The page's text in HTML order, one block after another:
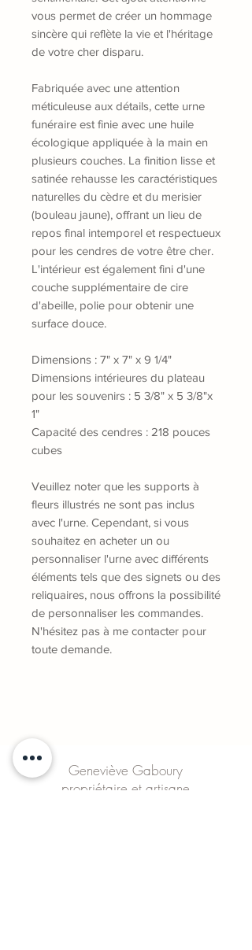
vous permet de créer un hommage
sincère qui reflète la vie et l'héritage
de votre cher disparu.
Fabriquée avec une attention
méticuleuse aux détails, cette urne
funéraire est finie avec une huile
écologique appliquée à la main en
plusieurs couches. La finition lisse et
satinée rehausse les caractéristiques
naturelles du cèdre et du merisier
(bouleau jaune), offrant un lieu de
repos final intemporel et respectueux
pour les cendres de votre être cher.
L'intérieur est également fini d'une
couche supplémentaire de cire
d'abeille, polie pour obtenir une
surface douce.
Dimensions : 7" x 7" x 9 1/4"
Dimensions intérieures du plateau
pour les souvenirs : 5 3/8" x 5 3/8"x
1"
Capacité des cendres : 218 pouces
cubes
Veuillez noter que les supports à
fleurs illustrés ne sont pas inclus
avec l'urne. Cependant, si vous
souhaitez en acheter un ou
personnaliser l'urne avec différents
éléments tels que des signets ou des
reliquaires, nous offrons la possibilité
de personnaliser les commandes.
N'hésitez pas à me contacter pour
toute demande.
Geneviève Gaboury
propriétaire et artisane